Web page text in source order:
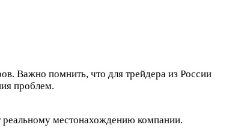
Важно помнить, что для трейдера из России
проблем.
реальному местонахождению компании.